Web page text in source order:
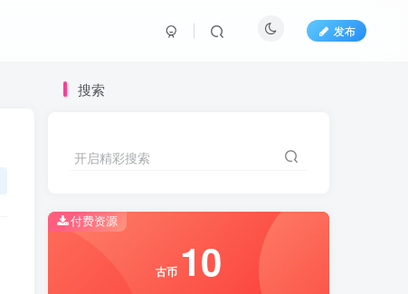
发布
搜索
开启精彩搜索
付费资源
古币 10
开启精彩搜索
古币 10